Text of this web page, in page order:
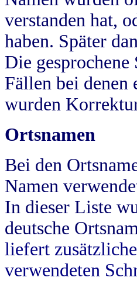
verstanden hat,
haben. Später
Die
Fällen bei denen
wurden
Ortsnamen
Bei den
Namen
In dieser Liste
deutsche
liefert
verwendeten